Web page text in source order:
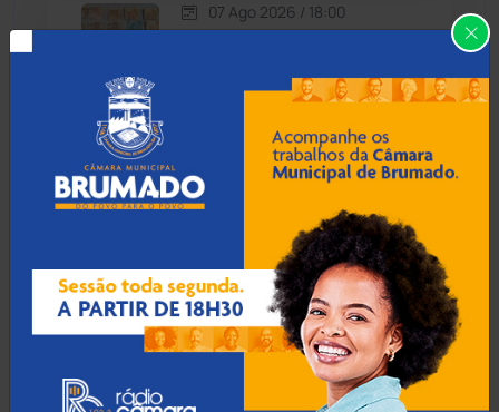
Caturama (65)
Chapada Diamantina (430)
Condeúba (133)
(79)
Cordeiros (49)
Dom Basílio (391)
Economia (1235)
07 Ago 2026 / 18:00
suspeito escondido em
07 Ago 2026 / 17:30
MP recomenda que escola
readmita aluno autista
impedido de frequentar
aulas em Porto Seguro